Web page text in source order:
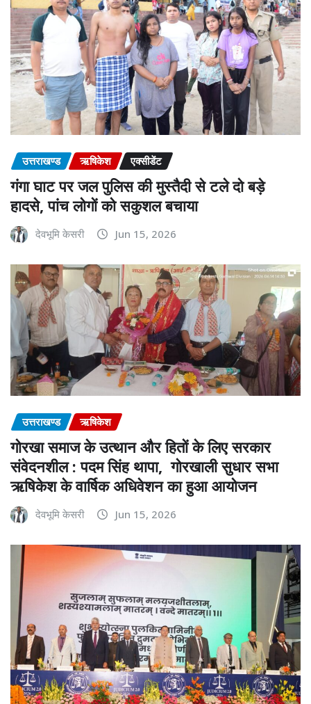
उत्तराखण्ड ऋषिकेश एक्सीडेंट
गंगा घाट पर जल पुलिस की मुस्तैदी से टले दो बड़े
हादसे, पांच लोगों को सकुशल बचाया
देवभूमि केसरी Jun 15, 2026
उत्तराखण्ड ऋषिकेश
गोरखा समाज के उत्थान और हितों के लिए सरकार
संवेदनशील : पदम सिंह थापा, गोरखाली सुधार सभा
ऋषिकेश के वार्षिक अधिवेशन का हुआ आयोजन
देवभूमि केसरी Jun 15, 2026